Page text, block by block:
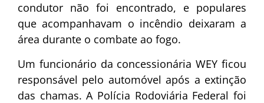
condutor não foi encontrado, e populares
que acompanhavam o incêndio deixaram a
área durante o combate ao fogo.
Um funcionário da concessionária WEY ficou
responsável pelo automóvel após a extinção
das chamas. A Polícia Rodoviária Federal foi